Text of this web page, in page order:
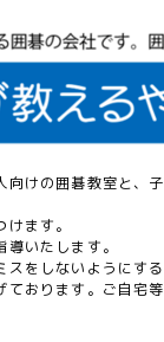
けの囲碁教室と
ます。
いたします。
をしないようにする
おります。ご自宅